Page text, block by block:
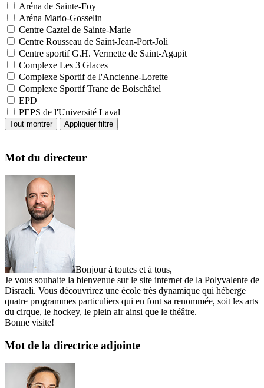
Aréna de Sainte-Foy
Aréna Mario-Gosselin
Centre Caztel de Sainte-Marie
Centre Rousseau de Saint-Jean-Port-Joli
Centre sportif G.H. Vermette de Saint-Agapit
Complexe Les 3 Glaces
Complexe Sportif de l'Ancienne-Lorette
Complexe Sportif Trane de Boischâtel
EPD
PEPS de l'Université Laval
Mot du directeur
Bonjour à toutes et à tous,
Je vous souhaite la bienvenue sur le site internet de la Polyvalente de
Disraeli. Vous découvrirez une école très dynamique qui héberge
quatre programmes particuliers qui en font sa renommée, soit les arts
du cirque, le hockey, le plein air ainsi que le théâtre.
Bonne visite!
Mot de la directrice adjointe